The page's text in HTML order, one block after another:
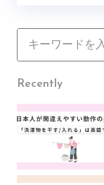
Recently